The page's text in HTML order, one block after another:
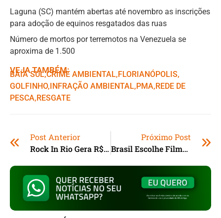
Laguna (SC) mantém abertas até novembro as inscrições
para adoção de equinos resgatados das ruas
Número de mortos por terremotos na Venezuela se
aproxima de 1.500
VEJA TAMBÉM:
BAÍA SUL,ㅤCRIME AMBIENTAL,ㅤFLORIANÓPOLIS,ㅤ
GOLFINHO,ㅤINFRAÇÃO AMBIENTAL,ㅤPMA,ㅤREDE DE
PESCA,ㅤRESGATE
Post Anterior
Rock In Rio Gera R$ 2,6 Bilhões Para A Economia Fluminense
Próximo Post
Brasil Escolhe Filme “Ainda Estou Aqui” Para Disputa Por Vaga No Oscar